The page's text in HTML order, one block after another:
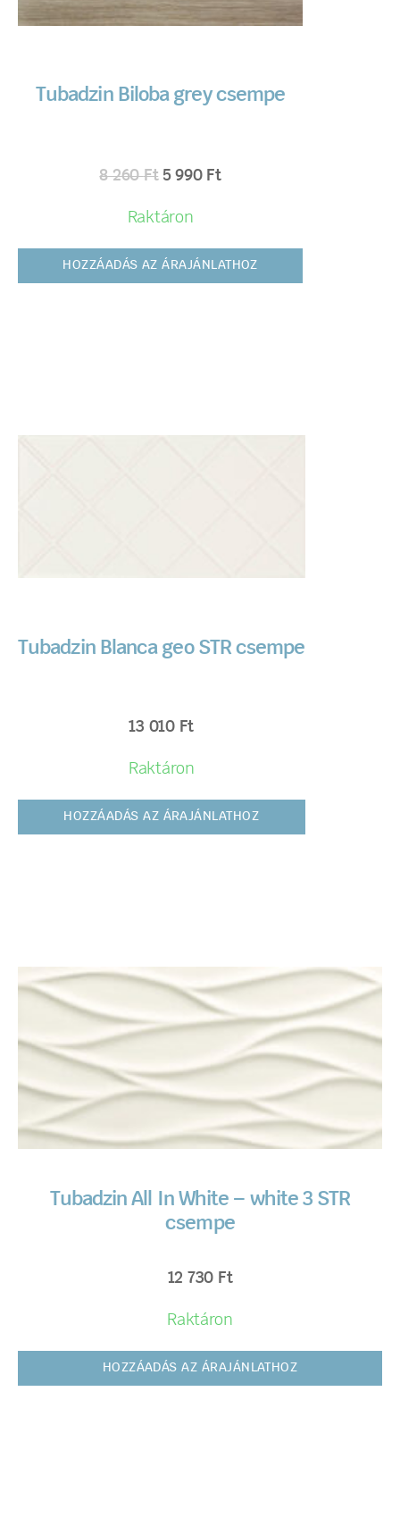
Tubadzin Biloba grey csempe
8 260Ft 5 990 Ft
Raktáron
HOZZÁADÁS AZ ÁRAJÁNLATHOZ
Tubadzin Blanca geo STR csempe
13 010 Ft
Raktáron
HOZZÁADÁS AZ ÁRAJÁNLATHOZ
Tubadzin All In White – white 3 STR
csempe
12 730 Ft
Raktáron
HOZZÁADÁS AZ ÁRAJÁNLATHOZ